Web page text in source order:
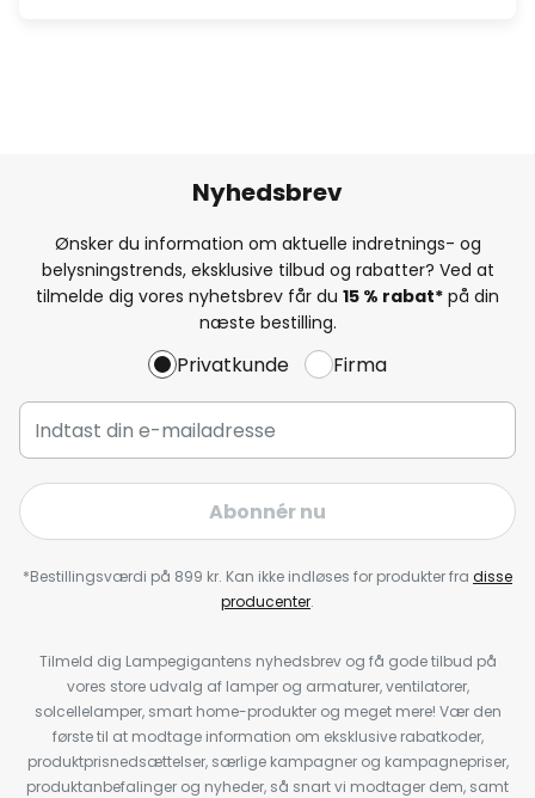
Nyhedsbrev
Ønsker du information om aktuelle indretnings- og
belysningstrends, eksklusive tilbud og rabatter? Ved at
tilmelde dig vores nyhetsbrev får du 15 % rabat* på din
næste bestilling.
Privatkunde Firma
Abonnér nu
*Bestillingsværdi på 899 kr. Kan ikke indløses for produkter fra disse
producenter.
Tilmeld dig Lampegigantens nyhedsbrev og få gode tilbud på
vores store udvalg af lamper og armaturer, ventilatorer,
solcellelamper, smart home-produkter og meget mere! Vær den
første til at modtage information om eksklusive rabatkoder,
produktprisnedsættelser, særlige kampagner og kampagnepriser,
produktanbefalinger og nyheder, så snart vi modtager dem, samt